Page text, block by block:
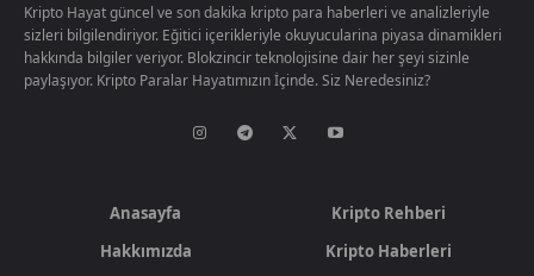
Kripto Hayat güncel ve son dakika kripto para haberleri ve analizleriyle
sizleri bilgilendiriyor. Eğitici içerikleriyle okuyucularina piyasa dinamikleri
hakkında bilgiler veriyor. Blokzincir teknolojisine dair her şeyi sizinle
paylaşıyor. Kripto Paralar Hayatımızın İçinde. Siz Neredesiniz?
Anasayfa
Hakkımızda
Kripto Rehberi
Kripto Haberleri